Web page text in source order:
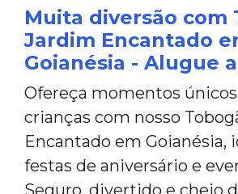
Muita diversão com
Jardim Encantado
Goianésia - Alugue
Ofereça momentos únicos
crianças com nosso
Encantado em Goianésia,
festas de aniversário e
Seguro, divertido e cheio